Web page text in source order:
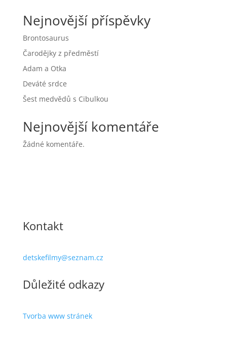
Nejnovější příspěvky
Brontosaurus
Čarodějky z předměstí
Adam a Otka
Deváté srdce
Šest medvědů s Cibulkou
Nejnovější komentáře
Žádné komentáře.
Kontakt
detskefilmy@seznam.cz
Důležité odkazy
Tvorba www stránek